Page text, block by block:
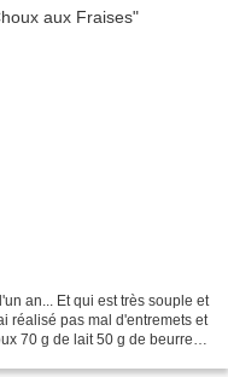
an... Et qui est très souple et
réalisé pas mal d'entremets et
70 g de lait 50 g de beurre